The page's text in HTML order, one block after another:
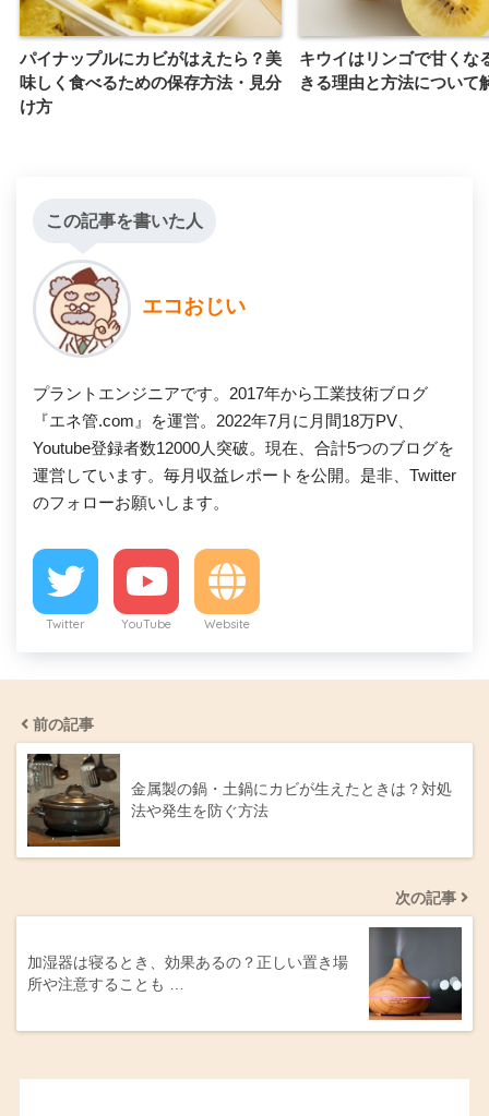
パイナップルにカビがはえたら？美
味しく食べるための保存方法・見分
け方
キウイはリンゴで甘くな
きる理由と方法について
この記事を書いた人
エコおじい
プラントエンジニアです。2017年から工業技術ブログ
『エネ管.com』を運営。2022年7月に月間18万PV、
Youtube登録者数12000人突破。現在、合計5つのブログを
運営しています。毎月収益レポートを公開。是非、Twitter
のフォローお願いします。
Twitter YouTube Website
前の記事
金属製の鍋・土鍋にカビが生えたときは？対処
法や発生を防ぐ方法
次の記事
加湿器は寝るとき、効果あるの？正しい置き場
所や注意することも …